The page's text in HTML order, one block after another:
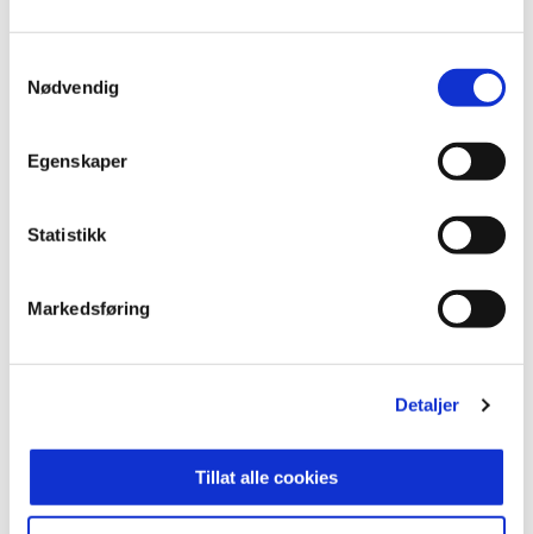
Nødvendig
Egenskaper
Statistikk
Markedsføring
Detaljer
Tillat alle cookies
Hvis Brann slår ut Salzburg, men taper i neste
runde går klubben direkte inn i seriespillet i
Om Brann taper mot Salzburg er laget slått ut av
League der klubben vil komme inn i tredje
play-off i Europa League. Vinner man play-off går
man inn i seriespillet i Europa League, mens om
man taper blir det seriespill i Conference League.
Skulle Brann tape både mot Salzburg og i tredje
kvalifiseringsrunde i Europa League får klubben
en siste sjansen til å kvalifisere seg til seriespillet i
Conference League. Da kommer man inn i play-off,